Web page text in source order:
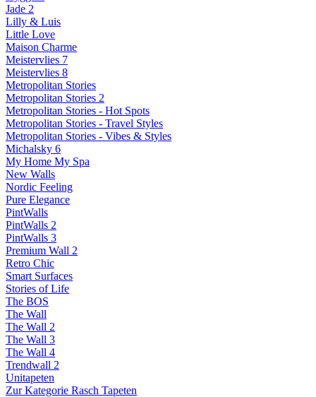
Jade 2
Lilly & Luis
Little Love
Maison Charme
Meistervlies 7
Meistervlies 8
Metropolitan Stories
Metropolitan Stories 2
Metropolitan Stories - Hot Spots
Metropolitan Stories - Travel Styles
Metropolitan Stories - Vibes & Styles
Michalsky 6
My Home My Spa
New Walls
Nordic Feeling
Pure Elegance
PintWalls
PintWalls 2
PintWalls 3
Premium Wall 2
Retro Chic
Smart Surfaces
Stories of Life
The BOS
The Wall
The Wall 2
The Wall 3
The Wall 4
Trendwall 2
Unitapeten
Zur Kategorie Rasch Tapeten